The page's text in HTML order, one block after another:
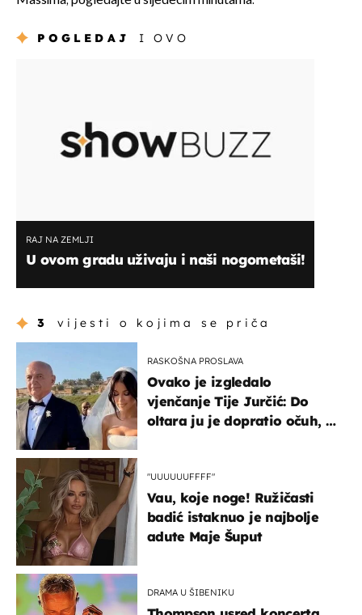
POGLEDAJ I OVO
RAJ NA ZEMLJI
U ovom gradu uživaju i naši nogometaši!
3 vijesti o kojima se priča
RASKOŠNA PROSLAVA
Ovako je izgledalo
vjenčanje Tije Jurčić: Do
oltara ju je dopratio očuh, a
"UUUUUUFFFF"
Vau, koje noge! Ružičasti
badić istaknuo je najbolje
adute Maje Šuput
DRAMA U ŠIBENIKU